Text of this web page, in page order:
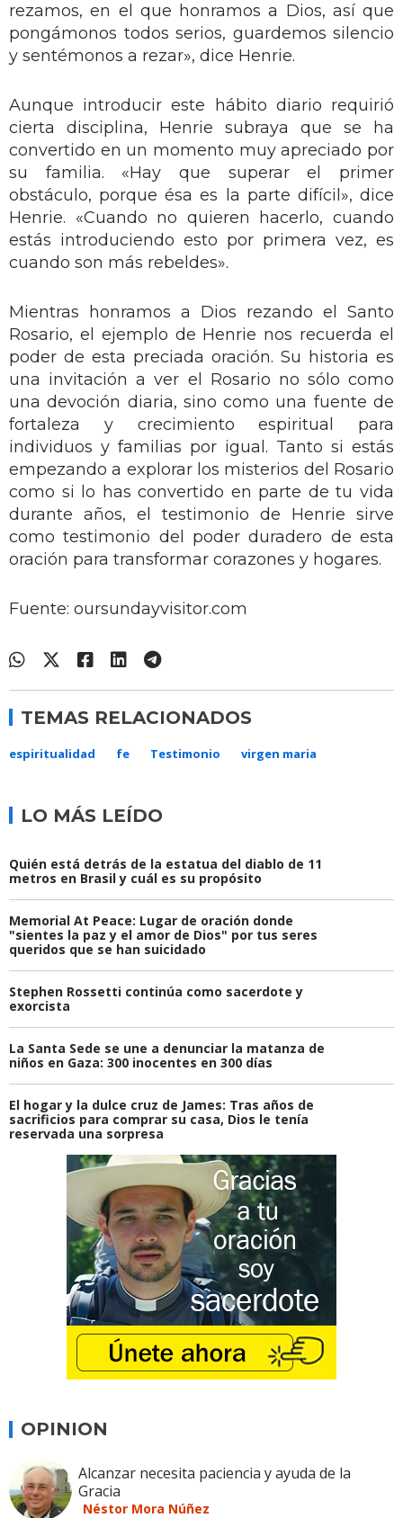
rezamos, en el que honramos a Dios, así que
pongámonos todos serios, guardemos silencio
y sentémonos a rezar», dice Henrie.
Aunque introducir este hábito diario requirió
cierta disciplina, Henrie subraya que se ha
convertido en un momento muy apreciado por
su familia. «Hay que superar el primer
obstáculo, porque ésa es la parte difícil», dice
Henrie. «Cuando no quieren hacerlo, cuando
estás introduciendo esto por primera vez, es
cuando son más rebeldes».
Mientras honramos a Dios rezando el Santo
Rosario, el ejemplo de Henrie nos recuerda el
poder de esta preciada oración. Su historia es
una invitación a ver el Rosario no sólo como
una devoción diaria, sino como una fuente de
fortaleza y crecimiento espiritual para
individuos y familias por igual. Tanto si estás
empezando a explorar los misterios del Rosario
como si lo has convertido en parte de tu vida
durante años, el testimonio de Henrie sirve
como testimonio del poder duradero de esta
oración para transformar corazones y hogares.
Fuente: oursundayvisitor.com
TEMAS RELACIONADOS
espiritualidad fe Testimonio virgen maria
LO MÁS LEÍDO
Quién está detrás de la estatua del diablo de 11
metros en Brasil y cuál es su propósito
Memorial At Peace: Lugar de oración donde
"sientes la paz y el amor de Dios" por tus seres
queridos que se han suicidado
Stephen Rossetti continúa como sacerdote y
exorcista
La Santa Sede se une a denunciar la matanza de
niños en Gaza: 300 inocentes en 300 días
El hogar y la dulce cruz de James: Tras años de
sacrificios para comprar su casa, Dios le tenía
reservada una sorpresa
OPINION
Alcanzar necesita paciencia y ayuda de la
Gracia
Néstor Mora Núñez